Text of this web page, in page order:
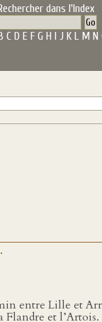
dans l'Index
C D E F G H I J K L M N